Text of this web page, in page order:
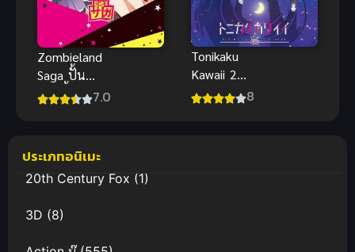
Zombieland
Saga ปั้น
ซอมบี้ให้เป็น
7.0
Tonikaku
Kawaii 2
(2023) จะยัง
8
ประเภทอนิเมะ
20th Century Fox(1)
3D (8)